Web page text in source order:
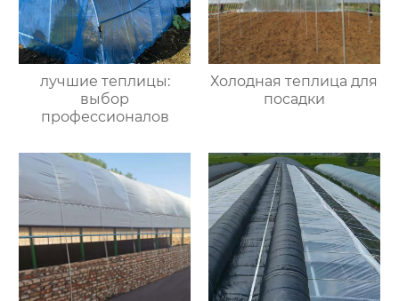
лучшие теплицы:
выбор
профессионалов
Холодная теплица для
посадки